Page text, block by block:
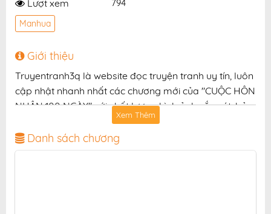
Lượt xem 794
Manhua
Giới thiệu
Truyentranh3q là website đọc truyện tranh uy tín, luôn
cập nhật nhanh nhất các chương mới của "CUỘC HÔN
NHÂN 100 NGÀY" với chất lượng hình ảnh sắc nét, bản
dịch chuẩn và giao diện thân thiện, mang đến trải
nghiệm đọc truyện hấp dẫn, tiện lợi, hoàn toàn miễn
phí cho độc giả yêu thích truyện tranh online.
Xem Thêm
Danh sách chương